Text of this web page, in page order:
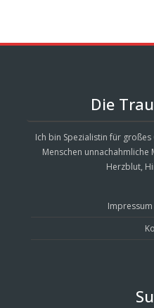
Die
Ich bin Spezialistin für
Menschen
Herzblut,